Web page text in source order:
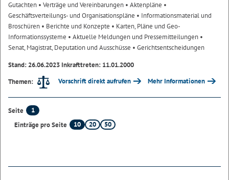
Gutachten • Verträge und Vereinbarungen • Aktenpläne •
Geschäftsverteilungs- und Organisationspläne • Informationsmaterial und
Broschüren • Berichte und Konzepte • Karten, Pläne und Geo-
Informationssysteme • Aktuelle Meldungen und Pressemitteilungen •
Senat, Magistrat, Deputation und Ausschüsse • Gerichtsentscheidungen
Stand: 26.06.2023 Inkrafttreten: 11.01.2000
Themen:
Vorschrift direkt aufrufen Mehr Informationen
Seite
1
Einträge pro Seite
10 20 50